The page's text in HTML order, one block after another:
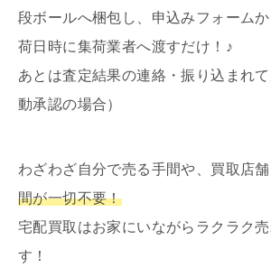
段ボールへ梱包し、申込みフォーム
荷日時に集荷業者へ渡すだけ！♪
あとは査定結果の連絡・振り込まれ
動承認の場合）
わざわざ自分で売る手間や、買取店
間が一切不要！
宅配買取はお家にいながらラクラク
す！